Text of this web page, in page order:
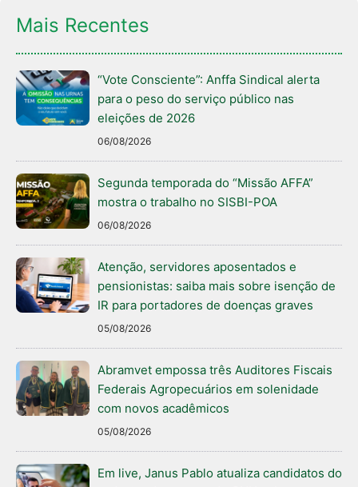
Mais Recentes
“Vote Consciente”: Anffa Sindical alerta
para o peso do serviço público nas
eleições de 2026
06/08/2026
Segunda temporada do “Missão AFFA”
mostra o trabalho no SISBI-POA
06/08/2026
Atenção, servidores aposentados e
pensionistas: saiba mais sobre isenção de
IR para portadores de doenças graves
05/08/2026
Abramvet empossa três Auditores Fiscais
Federais Agropecuários em solenidade
com novos acadêmicos
05/08/2026
Em live, Janus Pablo atualiza candidatos do